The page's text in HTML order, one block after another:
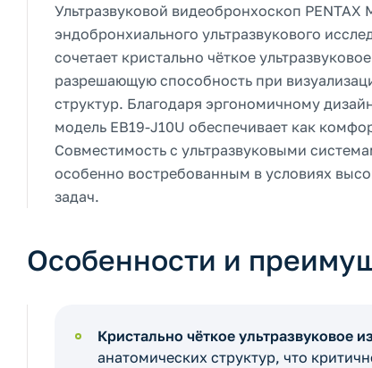
Ультразвуковой видеобронхоскоп
эндобронхиального ультразвукового
сочетает кристально чёткое
разрешающую способность при
структур. Благодаря эргономичному
модель EB19-J10U обеспечивает как
Совместимость с ультразвуковыми
особенно востребованным в условиях
задач.
Особенности и
Кристально чёткое ультразвуковое
анатомических структур, что